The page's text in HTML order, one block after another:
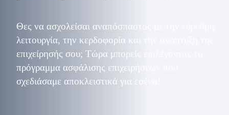
Θες να ασχολείσαι αναπόσπαστος με την εύρυθμη
λειτουργία, την κερδοφορία και την ανάπτυξη της
επιχείρησής σου; Τώρα μπορείς επιλέγοντας το
πρόγραμμα ασφάλισης επιχειρήσεων που
σχεδιάσαμε αποκλειστικά για εσένα!